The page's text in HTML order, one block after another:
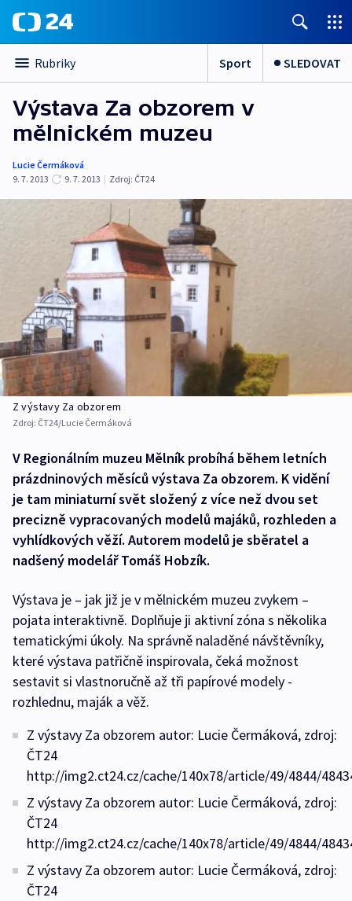
Rubriky Sport SLEDOVAT
Výstava Za obzorem v
mělnickém muzeu
Lucie Čermáková
9. 7. 2013
9. 7. 2013 | Zdroj: ČT24
Z výstavy Za obzorem
Zdroj: ČT24/Lucie Čermáková
V Regionálním muzeu Mělník probíhá během letních
prázdninových měsíců výstava Za obzorem. K vidění
je tam miniaturní svět složený z více než dvou set
precizně vypracovaných modelů majáků, rozhleden a
vyhlídkových věží. Autorem modelů je sběratel a
nadšený modelář Tomáš Hobzík.
Výstava je – jak již je v mělnickém muzeu zvykem –
pojata interaktivně. Doplňuje ji aktivní zóna s několika
tematickými úkoly. Na správně naladěné návštěvníky,
které výstava patřičně inspirovala, čeká možnost
sestavit si vlastnoručně až tři papírové modely -
rozhlednu, maják a věž.
Z výstavy Za obzorem autor: Lucie Čermáková, zdroj:
ČT24
http://img2.ct24.cz/cache/140x78/article/49/4844/
Z výstavy Za obzorem autor: Lucie Čermáková, zdroj:
ČT24
http://img2.ct24.cz/cache/140x78/article/49/4844/
Z výstavy Za obzorem autor: Lucie Čermáková, zdroj:
ČT24